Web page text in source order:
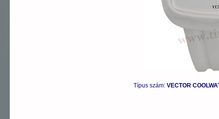
Típus szám: VECTOR